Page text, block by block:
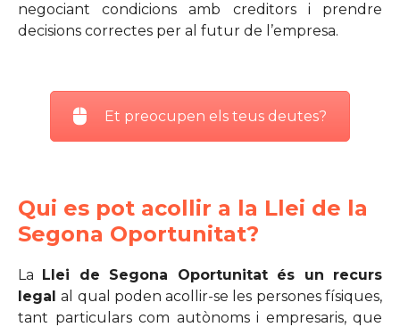
negociant condicions amb creditors i prendre
decisions correctes per al futur de l’empresa.
Et preocupen els teus deutes?
Qui es pot acollir a la Llei de la
Segona Oportunitat?
La Llei de Segona Oportunitat és un recurs
legalal qual poden acollir-se les persones físiques,
tant particulars com autònoms i empresaris, que